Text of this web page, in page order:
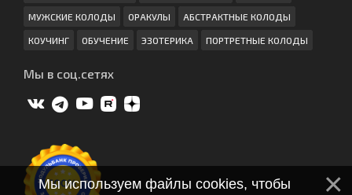
МУЖСКИЕ КОЛОДЫ ОРАКУЛЫ АБСТРАКТНЫЕ КОЛОДЫ
КОУЧИНГ ОБУЧЕНИЕ ЭЗОТЕРИКА ПОРТРЕТНЫЕ КОЛОДЫ
Мы в соц.сетях
Мы используем файлы cookies, чтобы